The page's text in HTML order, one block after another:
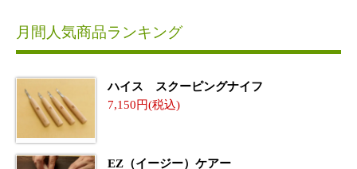
月間人気商品ランキング
ハイス スクーピングナイフ
7,150
EZ（イージー）ケアー